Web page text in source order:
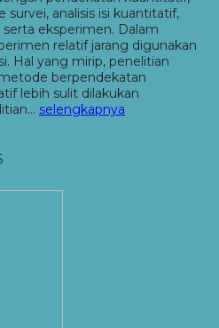
analisis isi kuantitatif,
serta eksperimen. Dalam
relatif jarang digunakan
Hal yang mirip, penelitian
berpendekatan
lebih sulit dilakukan
selengkapnya